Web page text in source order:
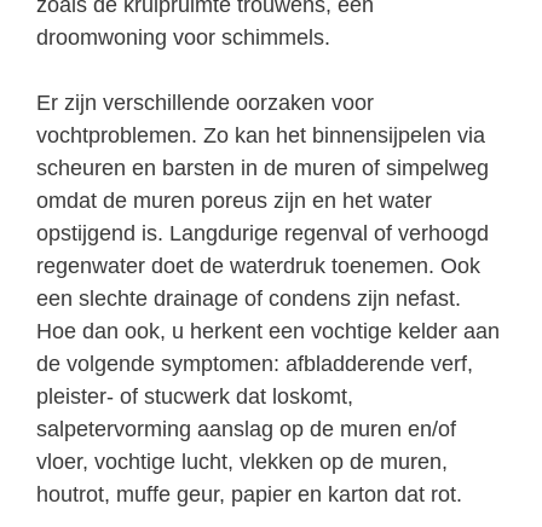
droomwoning voor schimmels.
Er zijn verschillende oorzaken voor
vochtproblemen. Zo kan het binnensijpelen via
scheuren en barsten in de muren of simpelweg
omdat de muren poreus zijn en het water
opstijgend is. Langdurige regenval of verhoogd
regenwater doet de waterdruk toenemen. Ook
een slechte drainage of condens zijn nefast.
Hoe dan ook, u herkent een vochtige kelder aan
de volgende symptomen: afbladderende verf,
pleister- of stucwerk dat loskomt,
salpetervorming aanslag op de muren en/of
vloer, vochtige lucht, vlekken op de muren,
houtrot, muffe geur, papier en karton dat rot.